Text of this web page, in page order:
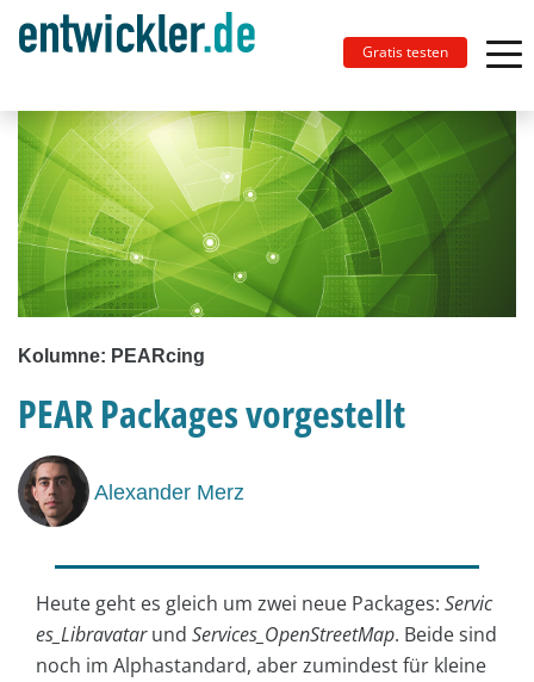
Gratis testen
Kolumne: PEARcing
PEAR Packages vorgestellt
Alexander Merz
Heute geht es gleich um zwei neue Packages: Servic
es_Libravatarund Services_OpenStreetMap. Beide sind
noch im Alphastandard, aber zumindest für kleine